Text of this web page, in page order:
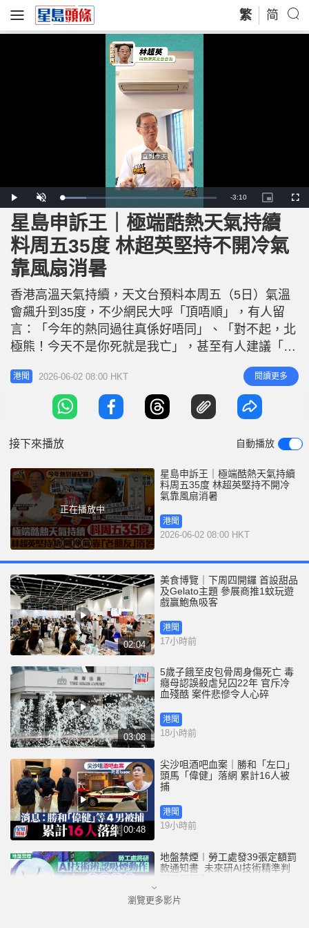
繁 简
P
l
a
y
U
n
m
u
t
e
L
o
a
d
e
d
:
1
5
.
4
4
R
e
m
n
i
n
-3:10
P
i
c
t
u
e
-
c
t
r
e
F
u
星島申訴王｜極端酷熱天氣持續
料周五35度 林超英堅持不開冷氣
靠風扇消暑
香港高溫天氣持續，天文台預料本周五（5日）氣溫
會飆升到35度，不少網民大呼「頂唔順」，有人留
言：「今年的熱同過往真係好唔同」、「對不起，北
極熊！今天不是你死就是我亡」，甚至有人建議「香
港呢啲天氣應該提早放暑假」。前天文台台長林超
英，面對如此高溫依然沒有開冷氣，他還在社交平台
上發文，說自己繼續靠風扇降溫，並寫道：「今晚，
老朋友守護著我。」 他接受《星島申訴王》訪問，
港聞 2026-06-02 08:00 HKT 閱讀更多
接下來播放 自動播放
正在播放中
星島申訴王｜極端酷熱天氣持續
料周五35度 林超英堅持不開冷
氣靠風扇消暑
港聞
2026-06-02 08:00 HKT
02:04
美食博覽｜下周四開鑼 首設甜品
及Gelato主題 參展商推1蚊玩遊
戲贏鮑魚吸客
港聞
17小時前
03:08
5歲子餓至皮包骨周身傷死亡 毒
癮母認誤殺虐兒囚22年 官斥冷
血殘酷 案件悲慘令人心碎
港聞
18小時前
00:48
尖沙咀酒吧血案｜勝和「左口」
頭馬「偉健」落網 累計16人被
捕
港聞
19小時前
地盤禁煙︱勞工處發39張定額罰
款通知書 未來研AI技術精準判
港聞
瀏覽更多影片